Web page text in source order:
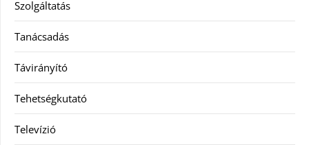
Szolgáltatás
Tanácsadás
Távirányító
Tehetségkutató
Televízió